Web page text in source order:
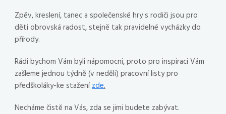
Zpěv, kreslení, tanec a společenské hry s rodiči jsou pro
děti obrovská radost, stejně tak pravidelné vycházky do
přírody.
Rádi bychom Vám byli nápomocni, proto pro inspiraci Vám
zašleme jednou týdně (v neděli) pracovní listy pro
předškoláky-ke staženízde.
Necháme čistě na Vás, zda se jimi budete zabývat.